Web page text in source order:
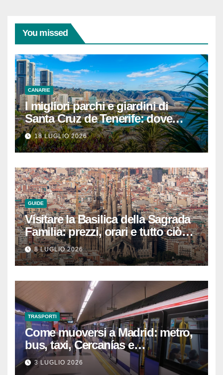
You missed
CANARIE
I migliori parchi e giardini di
Santa Cruz de Tenerife: dove
rilassarsi
18 LUGLIO 2026
GUIDE
Visitare la Basilica della Sagrada
Familia: prezzi, orari e tutto ciò
che devi sapere per
un’esperienza indimenticabile
8 LUGLIO 2026
TRASPORTI
Come muoversi a Madrid: metro,
bus, taxi, Cercanías e
abbonamenti turistici
3 LUGLIO 2026